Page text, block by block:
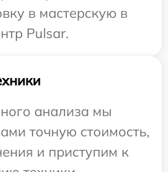
в мастерскую в
Pulsar.
анализа мы
точную стоимость,
и приступим к